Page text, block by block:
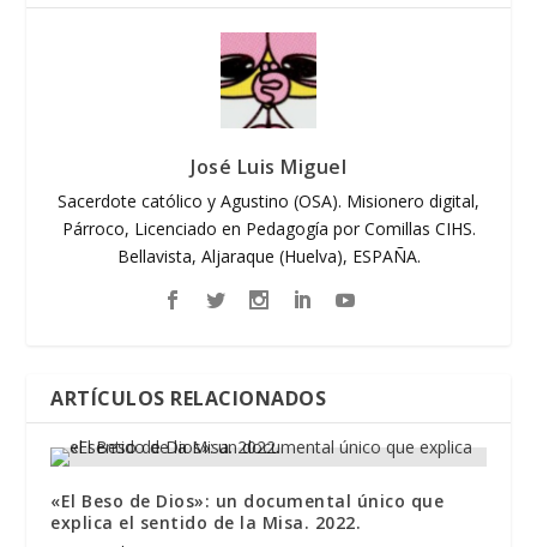
José Luis Miguel
Sacerdote católico y Agustino (OSA). Misionero digital,
Párroco, Licenciado en Pedagogía por Comillas CIHS.
Bellavista, Aljaraque (Huelva), ESPAÑA.
ARTÍCULOS RELACIONADOS
«El Beso de Dios»: un documental único que
explica el sentido de la Misa. 2022.